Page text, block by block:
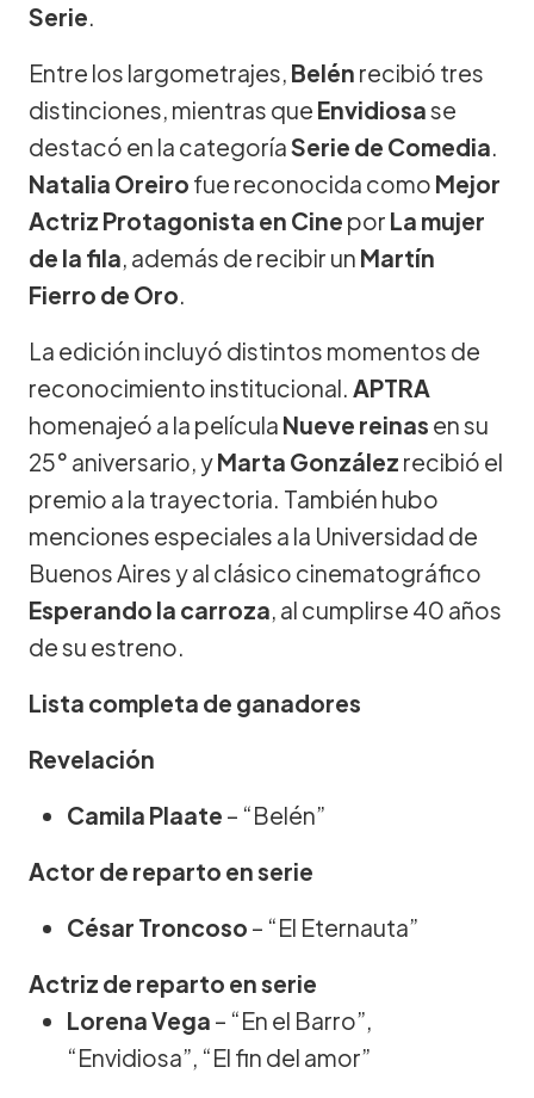
Serie.
Entre los largometrajes, Belén recibió tres
distinciones, mientras que Envidiosase
destacó en la categoríaSerie de Comedia.
Natalia Oreiro fue reconocida como Mejor
Actriz Protagonista en Cine por La mujer
de la fila, además de recibir un Martín
Fierro de Oro.
La edición incluyó distintos momentos de
reconocimiento institucional. APTRA
homenajeó a la película Nueve reinas en su
25° aniversario, yMarta González recibió el
premio a la trayectoria. También hubo
menciones especiales a la Universidad de
Buenos Aires y al clásico cinematográfico
Esperando la carroza, al cumplirse 40 años
de su estreno.
Lista completa de ganadores
Revelación
Camila Plaate – “Belén”
Actor de reparto en serie
César Troncoso – “El Eternauta”
Actriz de reparto en serie
Lorena Vega – “En el Barro”,
“Envidiosa”, “El fin del amor”